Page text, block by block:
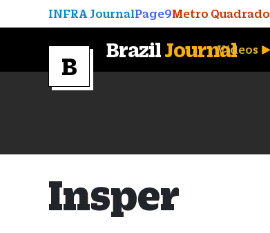
INFRA JournalPage9Metro Quadrado
BrazilJournalVídeos
Insper